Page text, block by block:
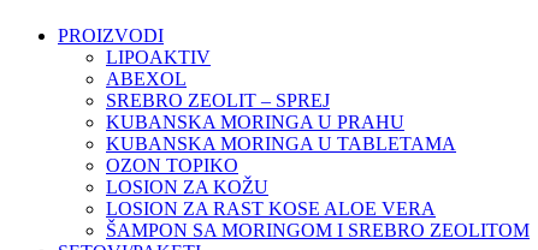
PROIZVODI
LIPOAKTIV
ABEXOL
SREBRO ZEOLIT – SPREJ
KUBANSKA MORINGA U PRAHU
KUBANSKA MORINGA U TABLETAMA
OZON TOPIKO
LOSION ZA KOŽU
LOSION ZA RAST KOSE ALOE VERA
ŠAMPON SA MORINGOM I SREBRO ZEOLITOM